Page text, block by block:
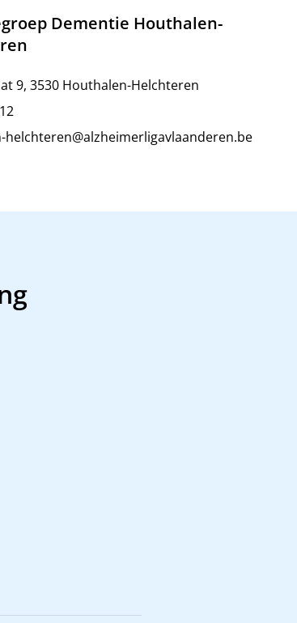
Dementie Houthalen-
9, 3530 Houthalen-Helchteren
helchteren@alzheimerligavlaanderen.be